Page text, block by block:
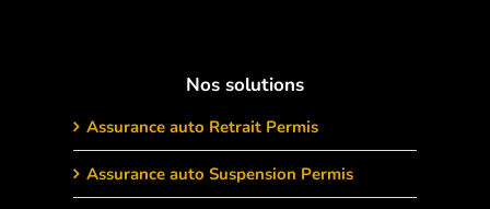
Nos solutions
Assurance auto Retrait Permis
Assurance auto Suspension Permis